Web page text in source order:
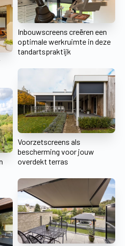
Inbouwscreens creëren een
optimale werkruimte in deze
tandartspraktijk
Voorzetscreens als
bescherming voor jouw
overdekt terras